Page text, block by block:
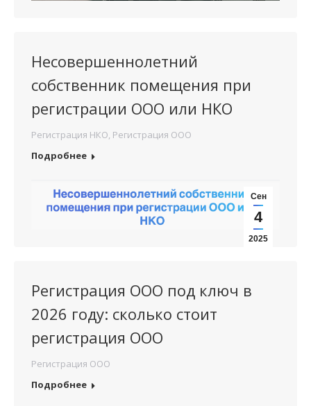
Несовершеннолетний
собственник помещения при
регистрации ООО или НКО
Регистрация НКО, Регистрация ООО
Подробнее
Сен
4
2025
Регистрация ООО под ключ в
2026 году: сколько стоит
регистрация ООО
Регистрация ООО
Подробнее